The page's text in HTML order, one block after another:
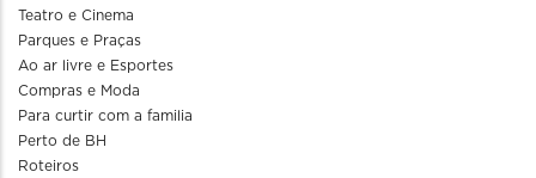
Teatro e Cinema
Parques e Praças
Ao ar livre e Esportes
Compras e Moda
Para curtir com a familia
Perto de BH
Roteiros